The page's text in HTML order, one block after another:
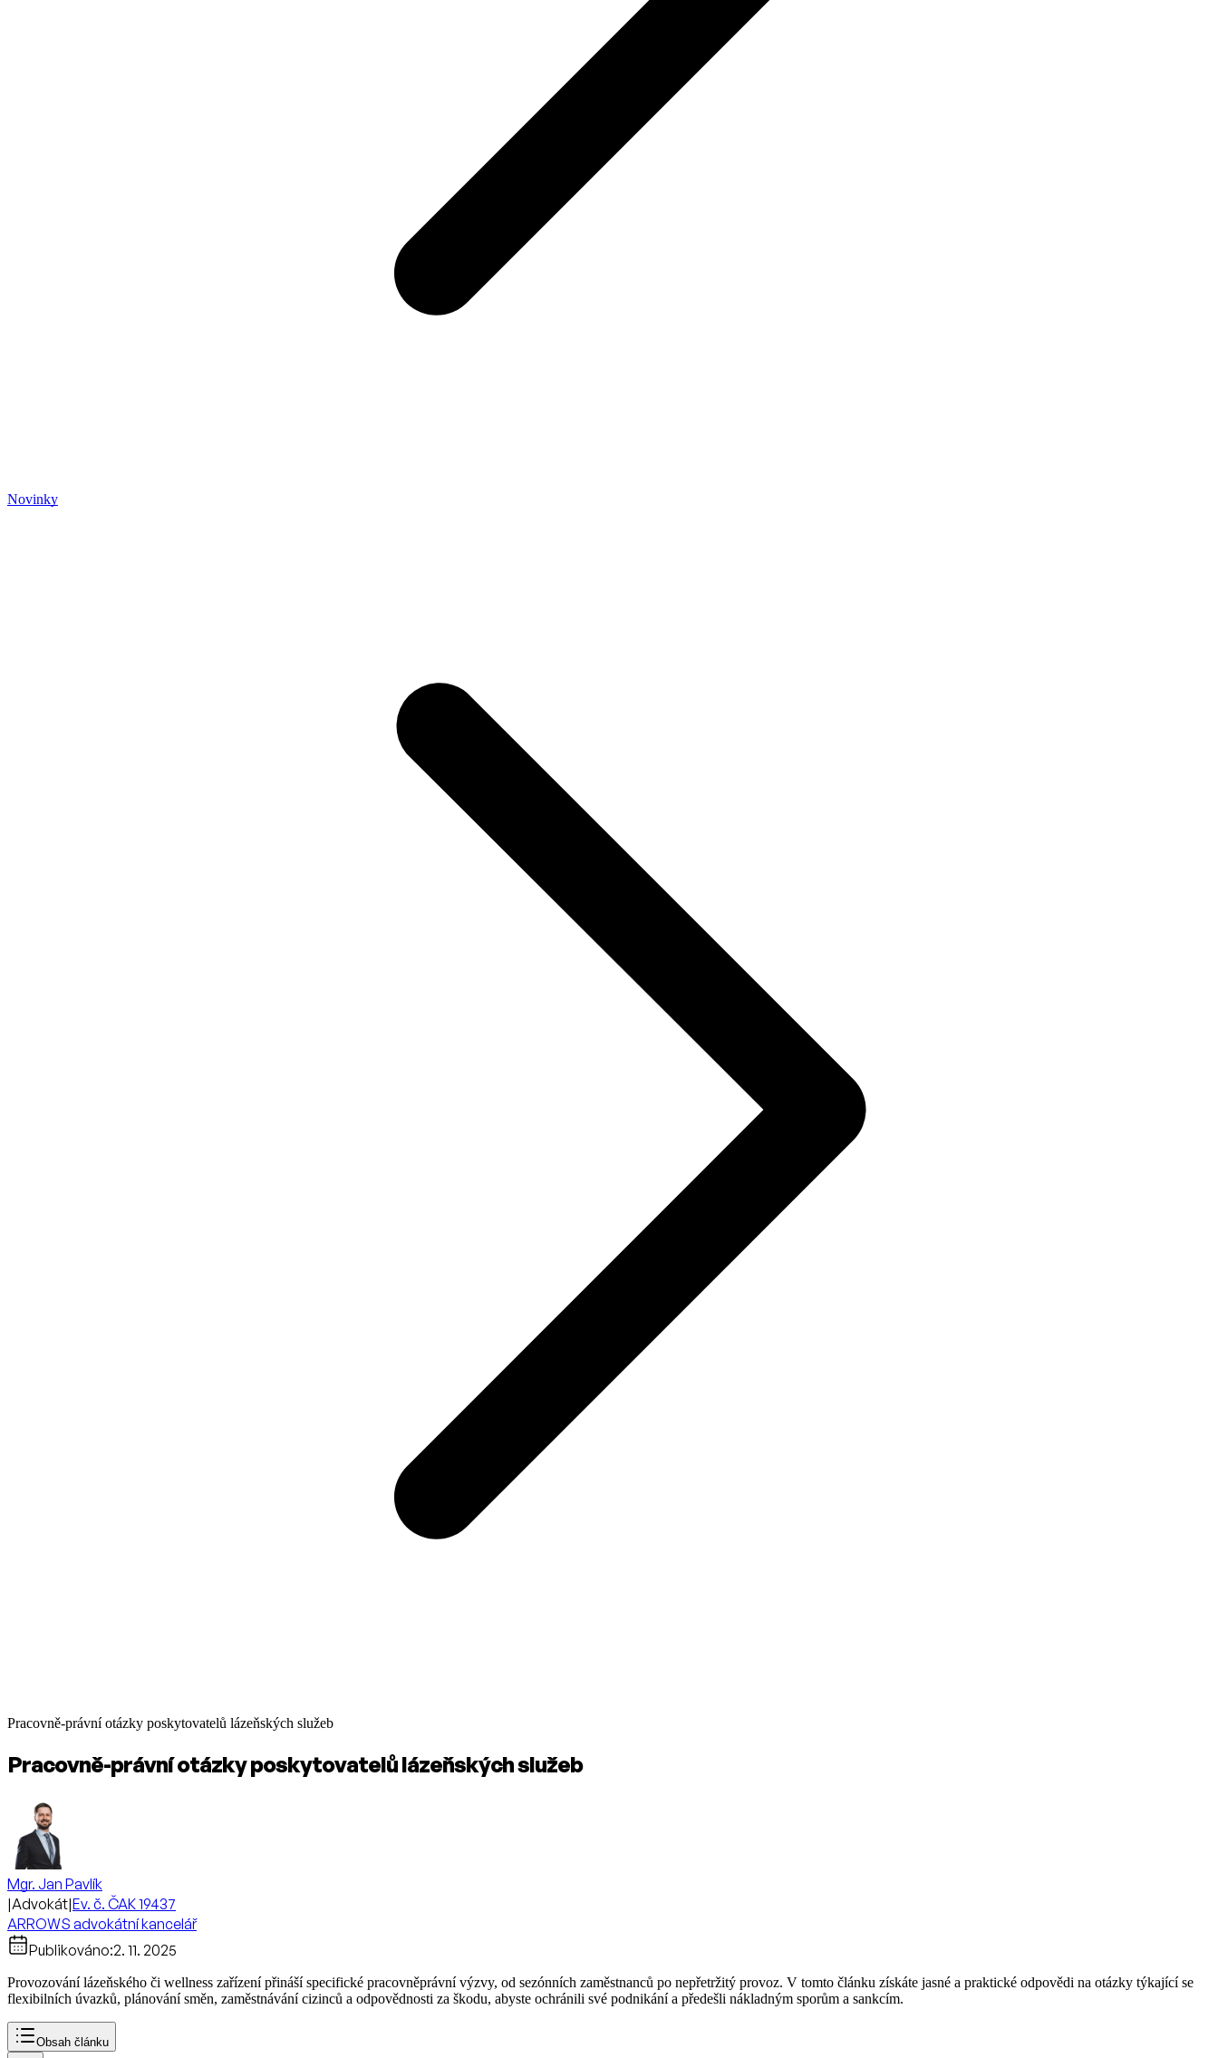
Novinky
Pracovně-právní otázky poskytovatelů lázeňských služeb
Pracovně-právní otázky poskytovatelů lázeňských služeb
Mgr. Jan Pavlík
|Advokát|Ev. č. ČAK 19437
ARROWS advokátní kancelář
Publikováno:2. 11. 2025
Provozování lázeňského či wellness zařízení přináší specifické pracovněprávní výzvy, od sezónních zaměstnanců po nepřetržitý provoz. V tomto článku získáte jasné a praktické odpovědi na otázky týkající se
flexibilních úvazků, plánování směn, zaměstnávání cizinců a odpovědnosti za škodu, abyste ochránili své podnikání a předešli nákladným sporům a sankcím.
Obsah článku